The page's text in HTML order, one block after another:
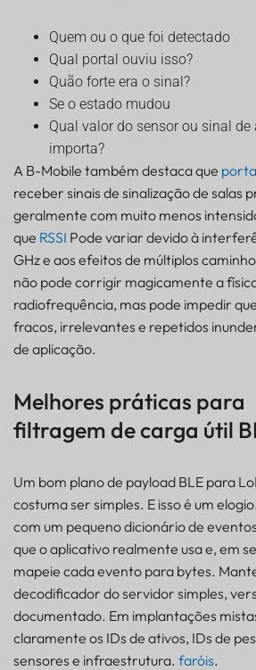
Quem ou o que foi detectado
Qual portal ouviu isso?
Quão forte era o sinal?
Se o estado mudou
Qual valor do sensor ou sinal de
importa?
A B-Mobile também destaca que
receber sinais de sinalização de salas
geralmente com muito menos
que RSSI Pode variar devido à
GHz e aos efeitos de múltiplos
não pode corrigir magicamente a
radiofrequência, mas pode impedir
fracos, irrelevantes e repetidos
de aplicação.
Melhores práticas para
filtragem de carga útil
Um bom plano de payload BLE para
costuma ser simples. E isso é um
com um pequeno dicionário de
que o aplicativo realmente usa e, em
mapeie cada evento para bytes.
decodificador do servidor simples,
documentado. Em implantações
claramente os IDs de ativos, IDs de
sensores e infraestrutura. faróis.